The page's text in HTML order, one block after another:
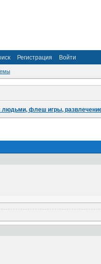
Регистрация Войти
людьми, флеш игры,